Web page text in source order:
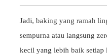
Jadi, baking yang ramah
sempurna atau langsung
kecil yang lebih baik setiap